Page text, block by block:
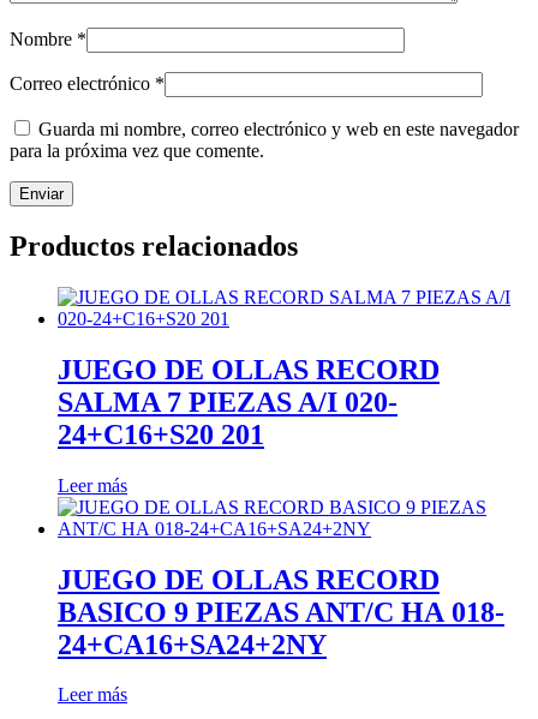
Nombre *
Correo electrónico *
Guarda mi nombre, correo electrónico y web en este navegador
para la próxima vez que comente.
Productos relacionados
JUEGO DE OLLAS RECORD
SALMA 7 PIEZAS A/I 020-
24+C16+S20 201
Leer más
JUEGO DE OLLAS RECORD
BASICO 9 PIEZAS ANT/C НА 018-
24+CA16+SA24+2NY
Leer más